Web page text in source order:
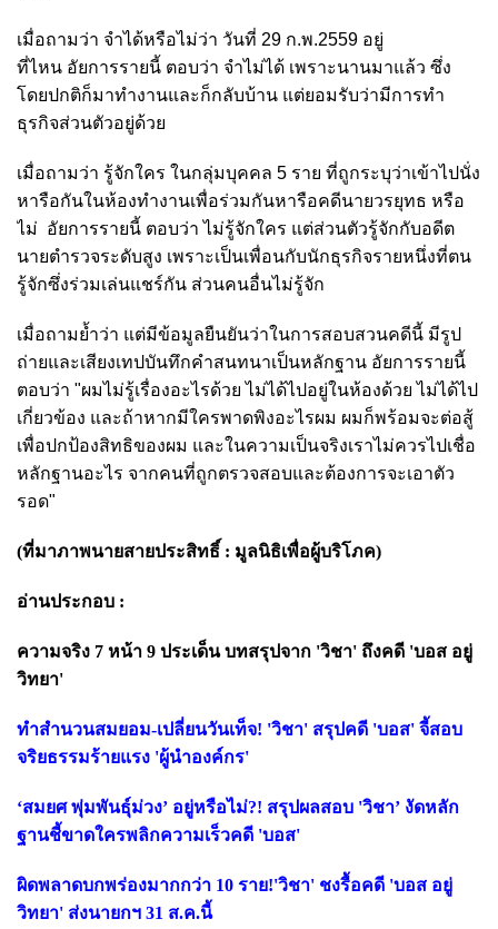
เมื่อถามว่า จำได้หรือไม่ว่า วันที่ 29 ก.พ.2559 อยู่
ที่ไหน อัยการรายนี้ ตอบว่า จำไม่ได้ เพราะนานมาแล้ว ซึ่ง
โดยปกติก็มาทำงานและก็กลับบ้าน แต่ยอมรับว่ามีการทำ
ธุรกิจส่วนตัวอยู่ด้วย
เมื่อถามว่า รู้จักใคร ในกลุ่มบุคคล 5 ราย ที่ถูกระบุว่าเข้าไปนั่ง
หารือกันในห้องทำงานเพื่อร่วมกันหารือคดีนายวรยุทธ หรือ
ไม่ อัยการรายนี้ ตอบว่า ไม่รู้จักใคร แต่ส่วนตัวรู้จักกับอดีต
นายตำรวจระดับสูง เพราะเป็นเพื่อนกับนักธุรกิจรายหนึ่งที่ตน
รู้จักซึ่งร่วมเล่นแชร์กัน ส่วนคนอื่นไม่รู้จัก
เมื่อถามย้ำว่า แต่มีข้อมูลยืนยันว่าในการสอบสวนคดีนี้ มีรูป
ถ่ายและเสียงเทปบันทึกคำสนทนาเป็นหลักฐาน อัยการรายนี้
ตอบว่า "ผมไม่รู้เรื่องอะไรด้วย ไม่ได้ไปอยู่ในห้องด้วย ไม่ได้ไป
เกี่ยวข้อง และถ้าหากมีใครพาดพิงอะไรผม ผมก็พร้อมจะต่อสู้
เพื่อปกป้องสิทธิของผม และในความเป็นจริงเราไม่ควรไปเชื่อ
หลักฐานอะไร จากคนที่ถูกตรวจสอบและต้องการจะเอาตัว
รอด"
(ที่มาภาพนายสายประสิทธิ์ : มูลนิธิเพื่อผู้บริโภค)
อ่านประกอบ :
ความจริง 7 หน้า 9 ประเด็น บทสรุปจาก 'วิชา' ถึงคดี 'บอส อยู่
วิทยา'
ทำสำนวนสมยอม-เปลี่ยนวันเท็จ! 'วิชา' สรุปคดี 'บอส' จี้สอบ
จริยธรรมร้ายแรง 'ผู้นำองค์กร'
‘สมยศ พุ่มพันธุ์ม่วง’ อยู่หรือไม่?! สรุปผลสอบ 'วิชา’ งัดหลัก
ฐานชี้ขาดใครพลิกความเร็วคดี 'บอส'
ผิดพลาดบกพร่องมากกว่า 10 ราย!'วิชา' ชงรื้อคดี 'บอส อยู่
วิทยา' ส่งนายกฯ 31 ส.ค.นี้